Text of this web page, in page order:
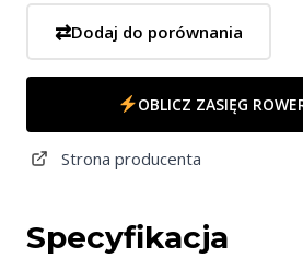
⇄Dodaj do porównania
OBLICZ ZASIĘG
Strona producenta
Specyfikacja